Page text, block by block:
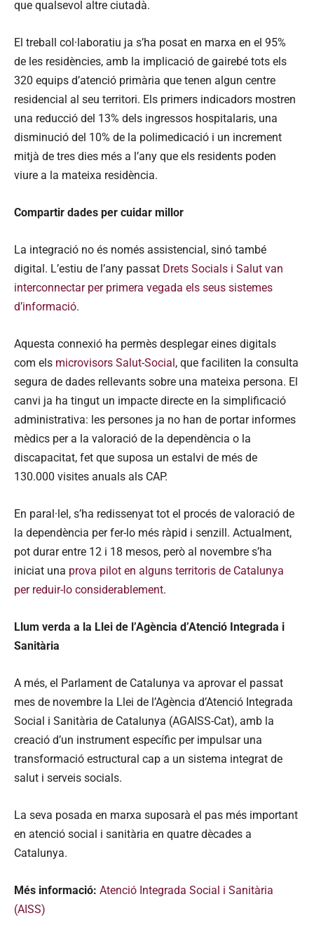
que qualsevol altre ciutadà.
El treball col·laboratiu ja s’ha posat en marxa en el 95%
de les residències, amb la implicació de gairebé tots els
320 equips d’atenció primària que tenen algun centre
residencial al seu territori. Els primers indicadors mostren
una reducció del 13% dels ingressos hospitalaris, una
disminució del 10% de la polimedicació i un increment
mitjà de tres dies més a l’any que els residents poden
viure a la mateixa residència.
Compartir dades per cuidar millor
La integració no és només assistencial, sinó també
digital. L’estiu de l’any passat Drets Socials i Salut van
interconnectar per primera vegada els seus sistemes
d’informació.
Aquesta connexió ha permès desplegar eines digitals
com els microvisors Salut-Social, que faciliten la consulta
segura de dades rellevants sobre una mateixa persona. El
canvi ja ha tingut un impacte directe en la simplificació
administrativa: les persones ja no han de portar informes
mèdics per a la valoració de la dependència o la
discapacitat, fet que suposa un estalvi de més de
130.000 visites anuals als CAP.
En paral·lel, s’ha redissenyat tot el procés de valoració de
la dependència per fer-lo més ràpid i senzill. Actualment,
pot durar entre 12 i 18 mesos, però al novembre s’ha
iniciat una prova pilot en alguns territoris de Catalunya
per reduir-lo considerablement.
Llum verda a la Llei de l’Agència d’Atenció Integrada i
Sanitària
A més, el Parlament de Catalunya va aprovar el passat
mes de novembre la Llei de l’Agència d’Atenció Integrada
Social i Sanitària de Catalunya (AGAISS-Cat), amb la
creació d’un instrument específic per impulsar una
transformació estructural cap a un sistema integrat de
salut i serveis socials.
La seva posada en marxa suposarà el pas més important
en atenció social i sanitària en quatre dècades a
Catalunya.
Més informació: Atenció Integrada Social i Sanitària
(AISS)